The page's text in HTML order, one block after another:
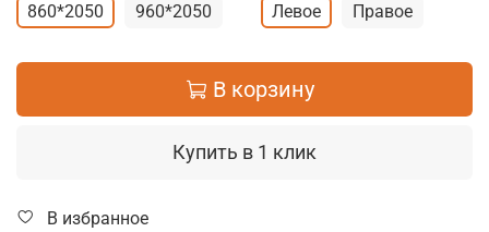
860*2050 960*2050 Левое Правое
В корзину
Купить в 1 клик
В избранное